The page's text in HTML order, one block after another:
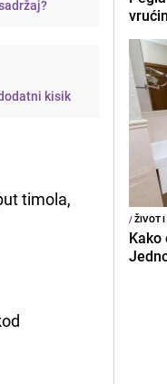
kisik
timola,
/ŽIVOT I